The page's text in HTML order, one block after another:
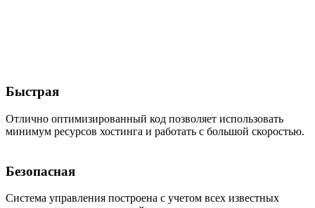
Быстрая
Отлично оптимизированный код позволяет использовать
минимум ресурсов хостинга и работать с большой скоростью.
Безопасная
Система управления построена с учетом всех известных